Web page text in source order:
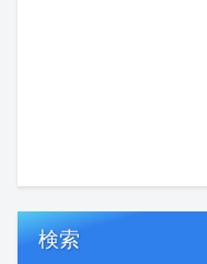
検索